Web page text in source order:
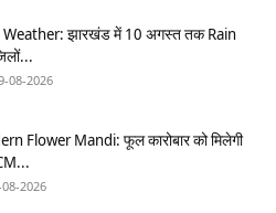
Weather: झारखंड में 10 अगस्त तक Rain
08-2026
Flower Mandi: फूल कारोबार को मिलेगी
2026